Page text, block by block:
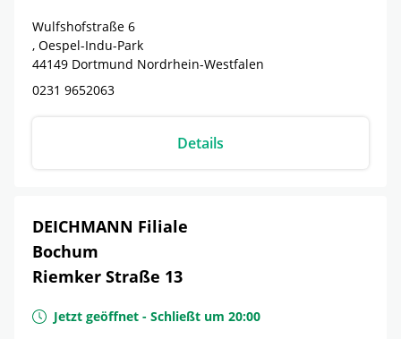
Wulfshofstraße 6
, Oespel-Indu-Park
44149 Dortmund Nordrhein-Westfalen
0231 9652063
Details
DEICHMANN Filiale
Bochum
Riemker Straße 13
Jetzt geöffnet - Schließt um 20:00